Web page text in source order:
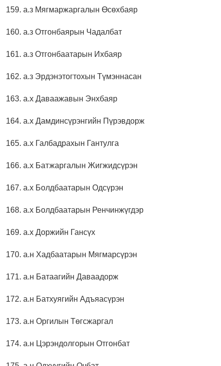
159. а.з Мягмаржаргалын Өсөхбаяр
160. а.з Отгонбаярын Чадалбат
161. а.з Отгонбаатарын Ихбаяр
162. а.з Эрдэнэтогтохын Түмэннасан
163. а.х Даваажавын Энхбаяр
164. а.х Дамдинсүрэнгийн Пүрэвдорж
165. а.х Галбадрахын Гантулга
166. а.х Батжаргалын Жигжидсүрэн
167. а.х Болдбаатарын Одсүрэн
168. а.х Болдбаатарын Ренчинжүгдэр
169. а.х Доржийн Гансүх
170. а.н Хадбаатарын Мягмарсүрэн
171. а.н Батаагийн Даваадорж
172. а.н Батхуягийн Адъяасүрэн
173. а.н Оргилын Төгсжаргал
174. а.н Цэрэндолгорын Отгонбат